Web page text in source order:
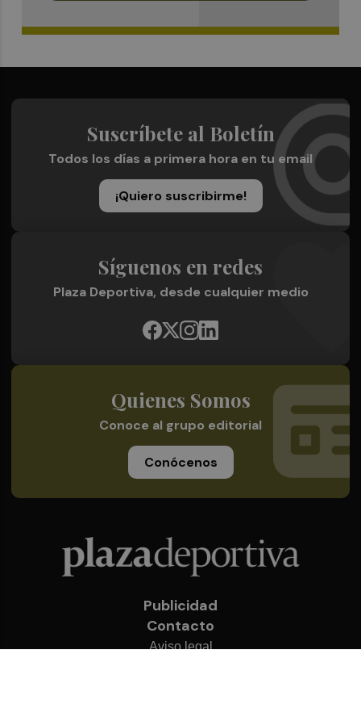
Suscríbete al Boletín
Todos los días a primera hora en tu email
¡Quiero suscribirme!
Síguenos en redes
Plaza Deportiva, desde cualquier medio
Quienes Somos
Conoce al grupo editorial
Conócenos
Publicidad
Contacto
Aviso legal